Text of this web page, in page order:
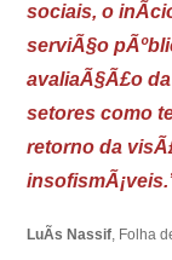
sociais, o
serviÃ§o
avaliaÃ§Ã£o
setores como
retorno da
LuÃ­s Nassif, Folha